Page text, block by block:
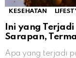
KESEHATAN
Ini yang
Sarapan,
Apa yang terjadi